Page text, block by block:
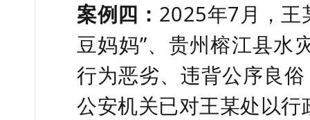
案例四： 2025年7月，王
豆妈妈”、贵州榕江县水
行为恶劣、违背公序良
公安机关已对王某处以行